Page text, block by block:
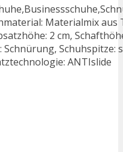
Materialmix
2 cm,
Schnürung, Schuhspitze:
ANTIslide